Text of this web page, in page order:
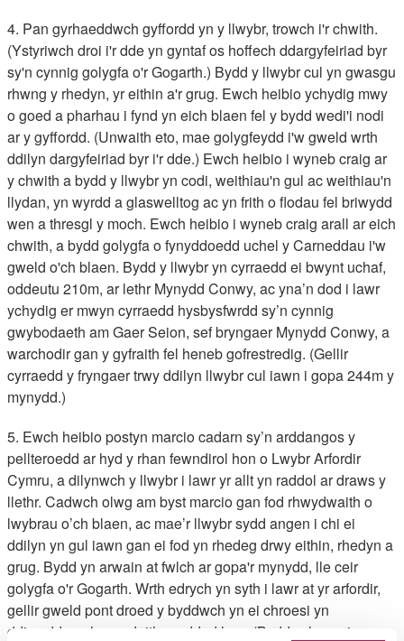
4. Pan gyrhaeddwch gyffordd yn y llwybr, trowch i'r chwith.
(Ystyriwch droi i'r dde yn gyntaf os hoffech ddargyfeiriad byr
sy'n cynnig golygfa o'r Gogarth.) Bydd y llwybr cul yn gwasgu
rhwng y rhedyn, yr eithin a'r grug. Ewch heibio ychydig mwy
o goed a pharhau i fynd yn eich blaen fel y bydd wedi'i nodi
ar y gyffordd. (Unwaith eto, mae golygfeydd i'w gweld wrth
ddilyn dargyfeiriad byr i'r dde.) Ewch heibio i wyneb craig ar
y chwith a bydd y llwybr yn codi, weithiau'n gul ac weithiau'n
llydan, yn wyrdd a glaswelltog ac yn frith o flodau fel briwydd
wen a thresgl y moch. Ewch heibio i wyneb craig arall ar eich
chwith, a bydd golygfa o fynyddoedd uchel y Carneddau i'w
gweld o'ch blaen. Bydd y llwybr yn cyrraedd ei bwynt uchaf,
oddeutu 210m, ar lethr Mynydd Conwy, ac yna’n dod i lawr
ychydig er mwyn cyrraedd hysbysfwrdd sy’n cynnig
gwybodaeth am Gaer Seion, sef bryngaer Mynydd Conwy, a
warchodir gan y gyfraith fel heneb gofrestredig. (Gellir
cyrraedd y fryngaer trwy ddilyn llwybr cul iawn i gopa 244m y
mynydd.)
5. Ewch heibio postyn marcio cadarn sy’n arddangos y
pellteroedd ar hyd y rhan fewndirol hon o Lwybr Arfordir
Cymru, a dilynwch y llwybr i lawr yr allt yn raddol ar draws y
llethr. Cadwch olwg am byst marcio gan fod rhwydwaith o
lwybrau o’ch blaen, ac mae’r llwybr sydd angen i chi ei
ddilyn yn gul iawn gan ei fod yn rhedeg drwy eithin, rhedyn a
grug. Bydd yn arwain at fwlch ar gopa'r mynydd, lle ceir
golygfa o'r Gogarth. Wrth edrych yn syth i lawr at yr arfordir,
gellir gweld pont droed y byddwch yn ei chroesi yn
ddiweddarach ar y daith gerdded hon. (Byddwch yn ei